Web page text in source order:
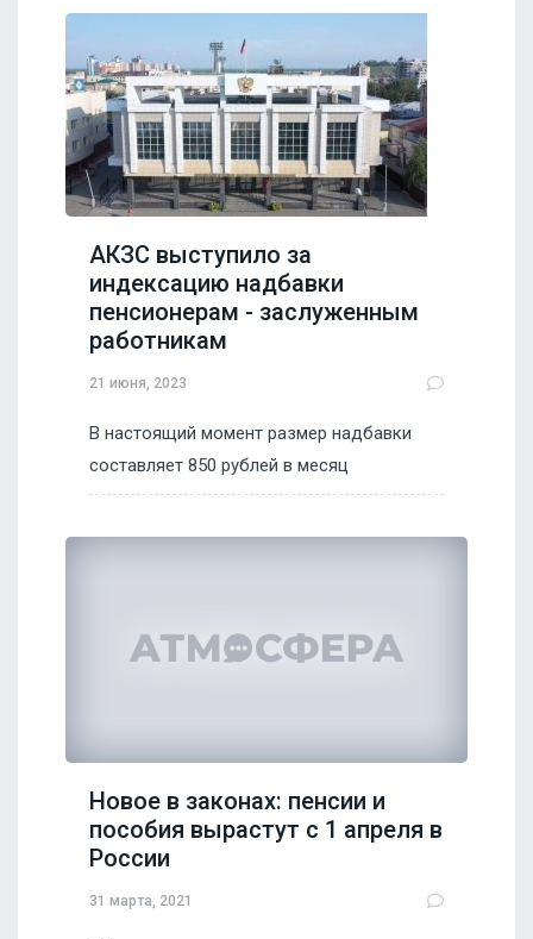
АКЗС выступило за
индексацию надбавки
пенсионерам - заслуженным
работникам
21 июня, 2023
В настоящий момент размер надбавки
составляет 850 рублей в месяц
Новое в законах: пенсии и
пособия вырастут с 1 апреля в
России
31 марта, 2021